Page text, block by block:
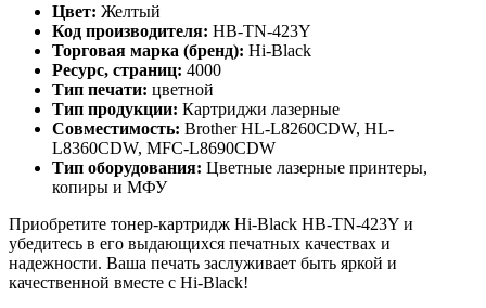
Цвет: Желтый
Код производителя: HB-TN-423Y
Торговая марка (бренд): Hi-Black
Ресурс, страниц: 4000
Тип печати: цветной
Тип продукции: Картриджи лазерные
Совместимость: Brother HL-L8260CDW, HL-
L8360CDW, MFC-L8690CDW
Тип оборудования: Цветные лазерные принтеры,
копиры и МФУ
Приобретите тонер-картридж Hi-Black HB-TN-423Y и
убедитесь в его выдающихся печатных качествах и
надежности. Ваша печать заслуживает быть яркой и
качественной вместе с Hi-Black!